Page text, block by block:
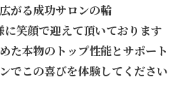
がる成功サロンの輪
に笑顔で迎えて頂いております
た本物のトップ性能とサポート
でこの喜びを体験してください